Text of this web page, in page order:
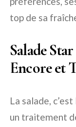
top de sa
Salade
Encore et
La salade,
un traitement